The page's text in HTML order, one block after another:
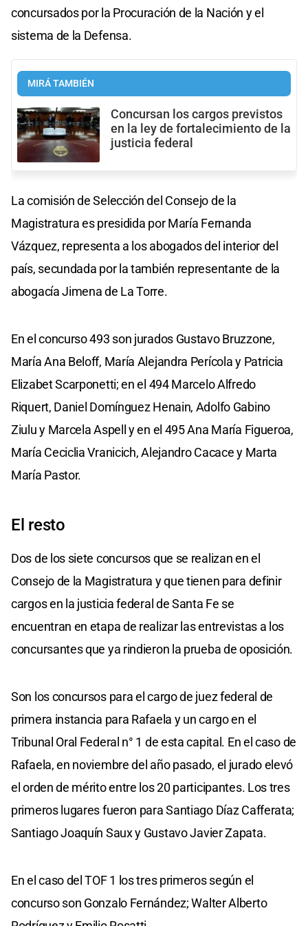
concursados por la Procuración de la Nación y el
sistema de la Defensa.
MIRÁ TAMBIÉN
Concursan los cargos previstos
en la ley de fortalecimiento de la
justicia federal
La comisión de Selección del Consejo de la
Magistratura es presidida por María Fernanda
Vázquez, representa a los abogados del interior del
país, secundada por la también representante de la
abogacía Jimena de La Torre.
En el concurso 493 son jurados Gustavo Bruzzone,
María Ana Beloff, María Alejandra Perícola y Patricia
Elizabet Scarponetti; en el 494 Marcelo Alfredo
Riquert, Daniel Domínguez Henain, Adolfo Gabino
Ziulu y Marcela Aspell y en el 495 Ana María Figueroa,
María Ceciclia Vranicich, Alejandro Cacace y Marta
María Pastor.
El resto
Dos de los siete concursos que se realizan en el
Consejo de la Magistratura y que tienen para definir
cargos en la justicia federal de Santa Fe se
encuentran en etapa de realizar las entrevistas a los
concursantes que ya rindieron la prueba de oposición.
Son los concursos para el cargo de juez federal de
primera instancia para Rafaela y un cargo en el
Tribunal Oral Federal n° 1 de esta capital. En el caso de
Rafaela, en noviembre del año pasado, el jurado elevó
el orden de mérito entre los 20 participantes. Los tres
primeros lugares fueron para Santiago Díaz Cafferata;
Santiago Joaquín Saux y Gustavo Javier Zapata.
En el caso del TOF 1 los tres primeros según el
concurso son Gonzalo Fernández; Walter Alberto